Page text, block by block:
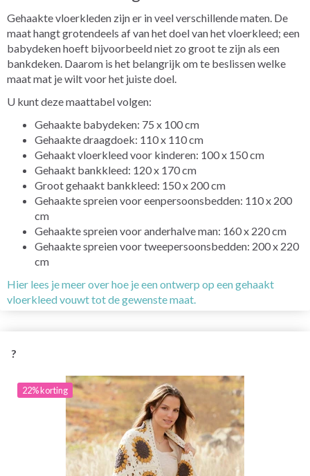
Gehaakte vloerkleden zijn er in veel verschillende maten. De
maat hangt grotendeels af van het doel van het vloerkleed; een
babydeken hoeft bijvoorbeeld niet zo groot te zijn als een
bankdeken. Daarom is het belangrijk om te beslissen welke
maat mat je wilt voor het juiste doel.
U kunt deze maattabel volgen:
Gehaakte babydeken: 75 x 100 cm
Gehaakte draagdoek: 110 x 110 cm
Gehaakt vloerkleed voor kinderen: 100 x 150 cm
Gehaakt bankkleed: 120 x 170 cm
Groot gehaakt bankkleed: 150 x 200 cm
Gehaakte spreien voor eenpersoonsbedden: 110 x 200
cm
Gehaakte spreien voor anderhalve man: 160 x 220 cm
Gehaakte spreien voor tweepersoonsbedden: 200 x 220
cm
Hier lees je meer over hoe je een ontwerp op een gehaakt
vloerkleed vouwt tot de gewenste maat.
?
22% korting